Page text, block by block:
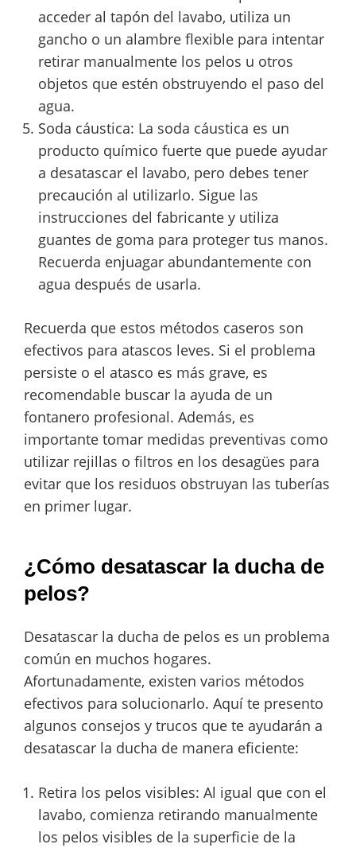
acceder al tapón del lavabo, utiliza un
gancho o un alambre flexible para intentar
retirar manualmente los pelos u otros
objetos que estén obstruyendo el paso del
agua.
Soda cáustica: La soda cáustica es un
producto químico fuerte que puede ayudar
a desatascar el lavabo, pero debes tener
precaución al utilizarlo. Sigue las
instrucciones del fabricante y utiliza
guantes de goma para proteger tus manos.
Recuerda enjuagar abundantemente con
agua después de usarla.
Recuerda que estos métodos caseros son
efectivos para atascos leves. Si el problema
persiste o el atasco es más grave, es
recomendable buscar la ayuda de un
fontanero profesional. Además, es
importante tomar medidas preventivas como
utilizar rejillas o filtros en los desagües para
evitar que los residuos obstruyan las tuberías
en primer lugar.
¿Cómo desatascar la ducha de
pelos?
Desatascar la ducha de pelos es un problema
común en muchos hogares.
Afortunadamente, existen varios métodos
efectivos para solucionarlo. Aquí te presento
algunos consejos y trucos que te ayudarán a
desatascar la ducha de manera eficiente:
Retira los pelos visibles: Al igual que con el
lavabo, comienza retirando manualmente
los pelos visibles de la superficie de la